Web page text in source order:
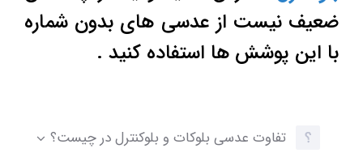
ضعیف نیست از عدسی های بدون شماره
با این پوشش ها استفاده کنید .
تفاوت عدسی بلوکات و بلوکنترل در چیست؟